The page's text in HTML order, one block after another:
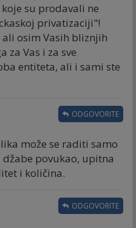
su prodavali ne
privatizaciji"!
osim Vasih bliznjih
za Vas i za sve
entiteta, ali i sami ste
može se raditi samo
povukao, upitna
i količina.
ODGOVORITE
ODGOVORITE